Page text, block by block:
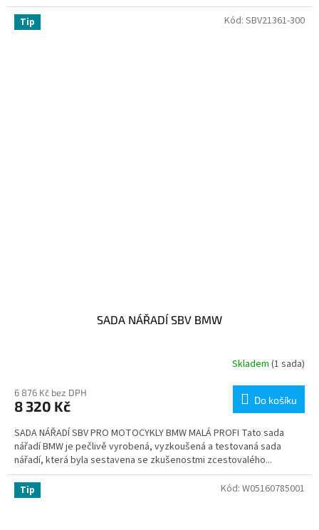
Tip
SADA NÁŘADÍ SBV BMW
Skladem (1 sada)
6 876 Kč bez DPH
8 320 Kč Do košíku
SADA NÁŘADÍ SBV PRO MOTOCYKLY BMW MALÁ PROFI Tato sada
nářadí BMW je pečlivě vyrobená, vyzkoušená a testovaná sada
nářadí, která byla sestavena se zkušenostmi zcestovalého...
Kód: SBV21361-300
Tip Kód: W05160785001